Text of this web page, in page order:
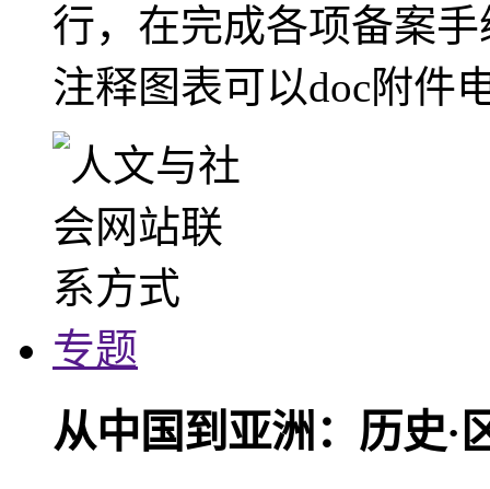
行，在完成各项备案
注释图表可以doc附件
专题
从中国到亚洲：历史·